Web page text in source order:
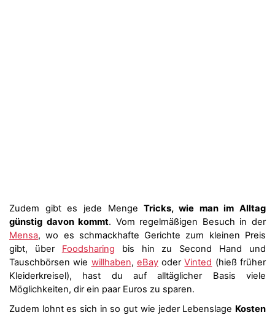
Zudem gibt es jede MengeTricks, wie man im Alltag
günstig davon kommt. Vom regelmäßigen Besuch in der
Mensa, wo es schmackhafte Gerichte zum kleinen Preis
gibt, über Foodsharing bis hin zu Second Hand und
Tauschbörsen wie willhaben, eBayoderVinted (hieß früher
Kleiderkreisel), hast du auf alltäglicher Basis viele
Möglichkeiten, dir ein paar Euros zu sparen.
Zudem lohnt es sich in so gut wie jeder Lebenslage Kosten